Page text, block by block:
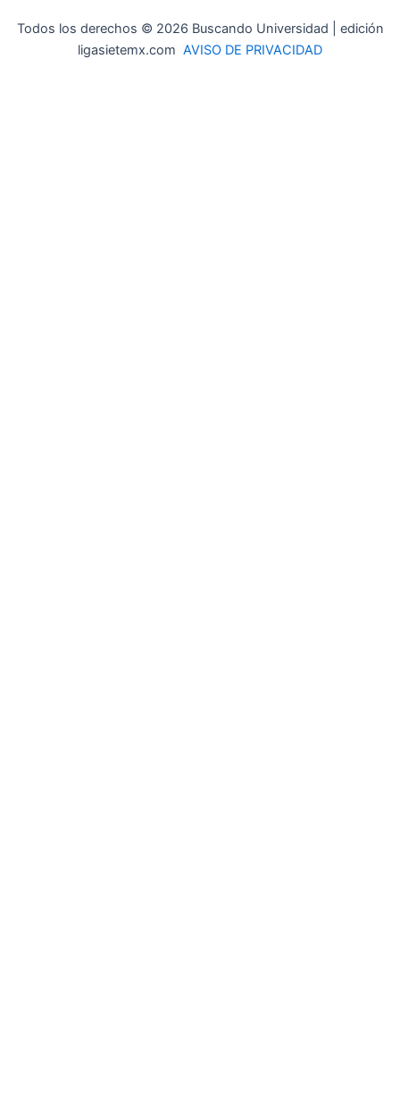
Todos los derechos © 2026 Buscando Universidad | edición
ligasietemx.com AVISO DE PRIVACIDAD